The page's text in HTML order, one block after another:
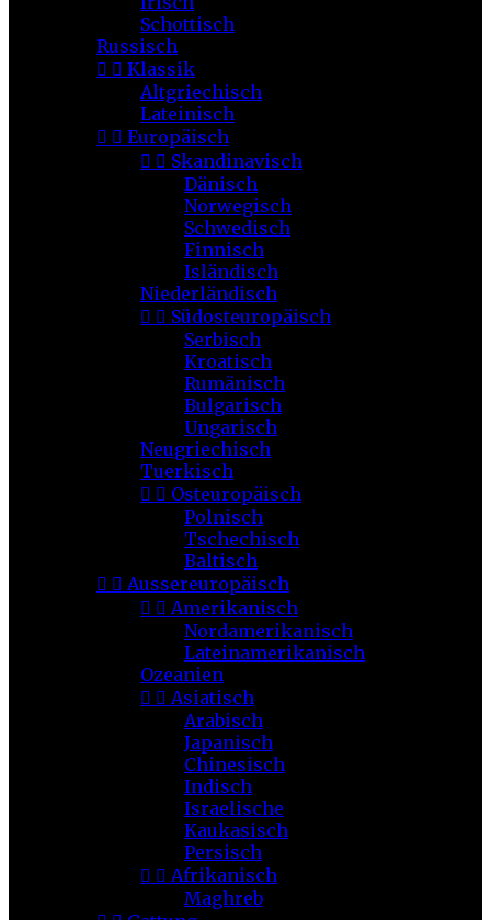
Schottisch
Russisch
  Klassik
Altgriechisch
Lateinisch
  Europäisch
  Skandinavisch
Dänisch
Norwegisch
Schwedisch
Finnisch
Isländisch
Niederländisch
  Südosteuropäisch
Serbisch
Kroatisch
Rumänisch
Bulgarisch
Ungarisch
Neugriechisch
Tuerkisch
  Osteuropäisch
Polnisch
Tschechisch
Baltisch
  Aussereuropäisch
  Amerikanisch
Nordamerikanisch
Lateinamerikanisch
Ozeanien
  Asiatisch
Arabisch
Japanisch
Chinesisch
Indisch
Israelische
Kaukasisch
Persisch
  Afrikanisch
Maghreb